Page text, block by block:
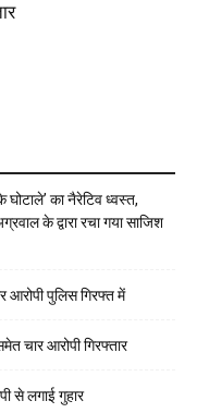
घोटाले’ का नैरेटिव ध्वस्त,
के द्वारा रचा गया साजिश
आरोपी पुलिस गिरफ्त में
चार आरोपी गिरफ्तार
से लगाई गुहार